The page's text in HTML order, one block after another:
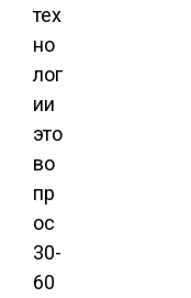
тех
но
лог
ии
это
во
пр
ос
30-
60